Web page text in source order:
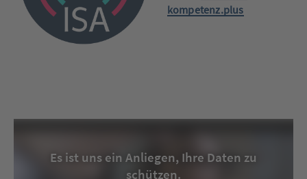
kompetenz.plus
Es ist uns ein Anliegen, Ihre Daten zu
schützen.